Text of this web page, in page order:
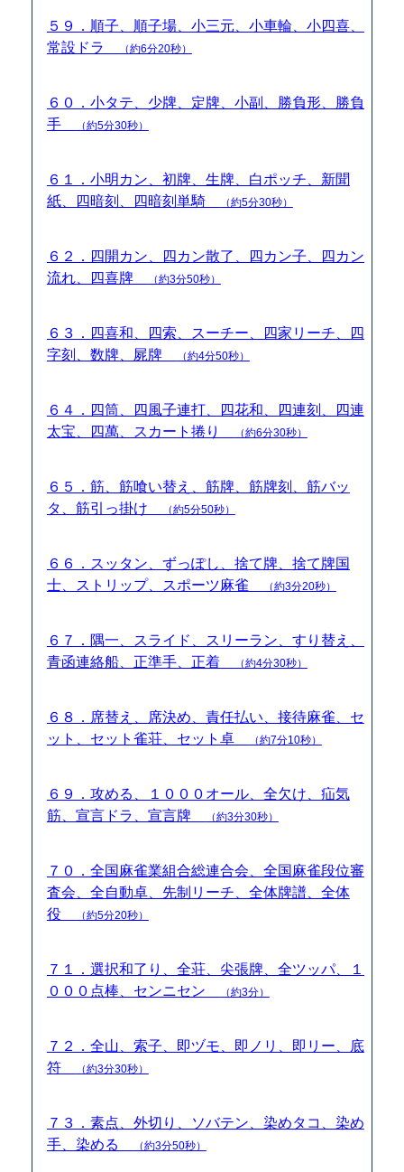
５９．順子、順子場、小三元、小車輪、小四喜、
常設ドラ
（約6分20秒）
６０．小タテ、少牌、定牌、小副、勝負形、勝負
手
（約5分30秒）
６１．小明カン、初牌、生牌、白ポッチ、新聞
紙、四暗刻、四暗刻単騎
（約5分30秒）
６２．四開カン、四カン散了、四カン子、四カン
流れ、四喜牌
（約3分50秒）
６３．四喜和、四索、スーチー、四家リーチ、四
字刻、数牌、屍牌
（約4分50秒）
６４．四筒、四風子連打、四花和、四連刻、四連
太宝、四萬、スカート捲り
（約6分30秒）
６５．筋、筋喰い替え、筋牌、筋牌刻、筋バッ
タ、筋引っ掛け
（約5分50秒）
６６．スッタン、ずっぽし、捨て牌、捨て牌国
士、ストリップ、スポーツ麻雀
（約3分20秒）
６７．隅一、スライド、スリーラン、すり替え、
青函連絡船、正準手、正着
（約4分30秒）
６８．席替え、席決め、責任払い、接待麻雀、セ
ット、セット雀荘、セット卓
（約7分10秒）
６９．攻める、１０００オール、全欠け、疝気
筋、宣言ドラ、宣言牌
（約3分30秒）
７０．全国麻雀業組合総連合会、全国麻雀段位審
査会、全自動卓、先制リーチ、全体牌譜、全体
役
（約5分20秒）
７１．選択和了り、全荘、尖張牌、全ツッパ、１
０００点棒、センニセン
（約3分）
７２．全山、索子、即ヅモ、即ノリ、即リー、底
符
（約3分30秒）
７３．素点、外切り、ソバテン、染めタコ、染め
手、染める
（約3分50秒）